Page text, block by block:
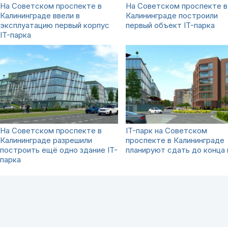
На Советском проспекте в
Калининграде ввели в
эксплуатацию первый корпус
IT-парка
На Советском проспекте в
Калининграде построили
первый объект IT-парка
На Советском проспекте в
Калининграде разрешили
построить ещё одно здание IT-
парка
IT-парк на Советском
проспекте в Калининграде
планируют сдать до конца